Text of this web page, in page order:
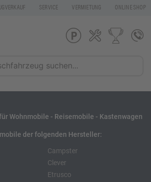
SERVICE VERMIETUNG ONLINE SHOP
Wohnmobile - Reisemobile - Kastenwagen
der folgenden Hersteller:
Campster
Clever
Etrusco